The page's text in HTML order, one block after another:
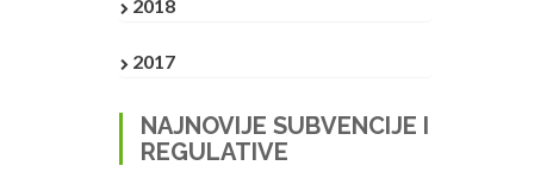
2018
2017
NAJNOVIJE SUBVENCIJE I
REGULATIVE